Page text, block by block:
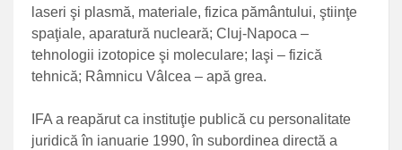
laseri şi plasmă, materiale, fizica pământului, ştiinţe
spaţiale, aparatură nucleară; Cluj-Napoca –
tehnologii izotopice şi moleculare; Iaşi – fizică
tehnică; Râmnicu Vâlcea – apă grea.
IFA a reapărut ca instituţie publică cu personalitate
juridică în ianuarie 1990, în subordinea directă a